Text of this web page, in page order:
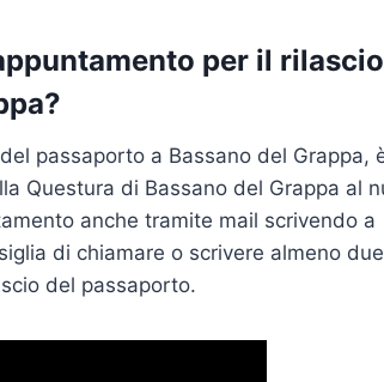
per il
passaporto a Bassano del Grappa,
Questura di Bassano del Grappa al
anche tramite mail scrivendo a
di chiamare o scrivere almeno due
del passaporto.